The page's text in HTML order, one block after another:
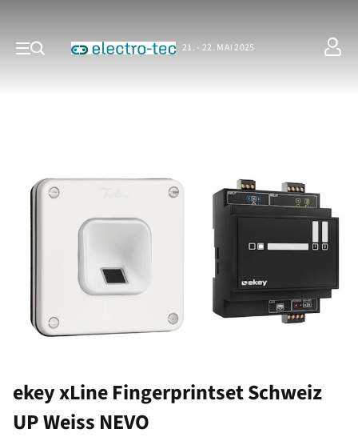
21. - 22. MAI 2025
ekey xLine Fingerprintset Schweiz
UP Weiss NEVO